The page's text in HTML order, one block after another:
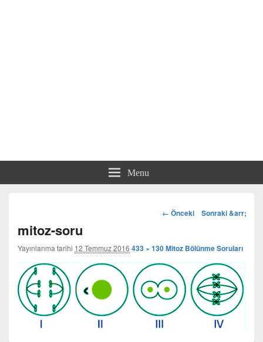
Menu
Görsel
← Önceki Sonraki &arr;
mitoz-soru
Yayınlanma tarihi 12 Temmuz 2016 433 × 130Mitoz Bölünme Soruları